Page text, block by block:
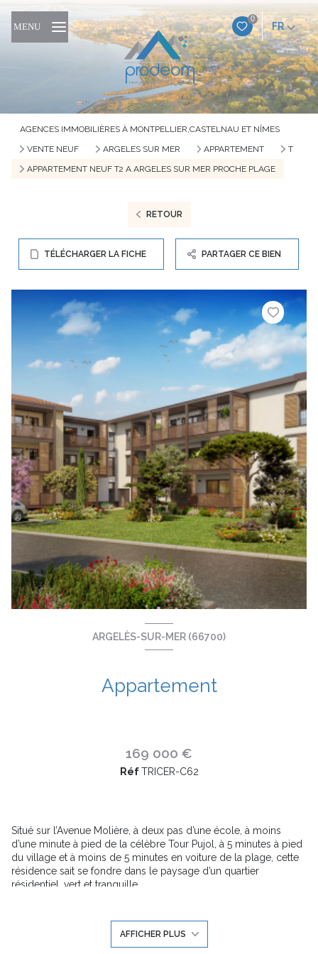
0
FR
MENU
AGENCES IMMOBILIÈRES À MONTPELLIER,CASTELNAU ET NÎMES
VENTE NEUF
ARGELES SUR MER APPARTEMENT
T
APPARTEMENT NEUF T2 A ARGELES SUR MER PROCHE PLAGE
RETOUR
TÉLÉCHARGER LA FICHE PARTAGER CE BIEN
ARGELÈS-SUR-MER (66700)
Appartement
169 000 €
RéfTRICER-C62
Situé sur l’Avenue Molière, à deux pas d’une école, à moins
d’une minute à pied de la célèbre Tour Pujol, à 5 minutes à pied
du village et à moins de 5 minutes en voiture de la plage, cette
résidence sait se fondre dans le paysage d’un quartier
résidentiel, vert et tranquille.
de très belle facture. Soignées et raffinées, elles apportent bien-
être et esthétisme pour vous assurer des moments de vie
AFFICHER PLUS